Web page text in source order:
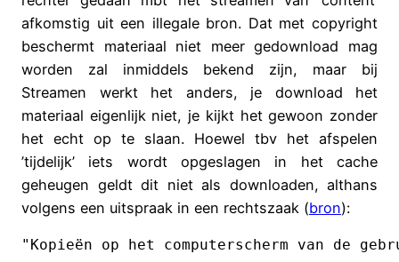
afkomstig uit een illegale bron. Dat met copyright
beschermt materiaal niet meer gedownload mag
worden zal inmiddels bekend zijn, maar bij
Streamen werkt het anders, je download het
materiaal eigenlijk niet, je kijkt het gewoon zonder
het echt op te slaan. Hoewel tbv het afspelen
’tijdelijk’ iets wordt opgeslagen in het cache
geheugen geldt dit niet als downloaden, althans
volgens een uitspraak in een rechtszaak (bron):
"Kopieën op het computerscherm van de